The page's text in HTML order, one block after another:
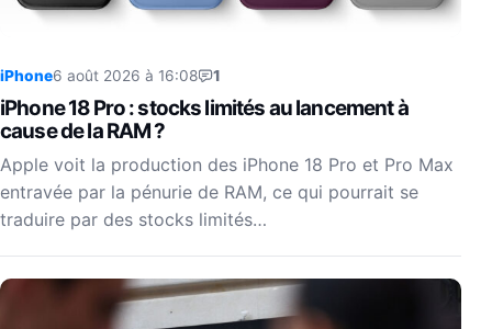
iPhone6 août 2026 à 16:08 1
iPhone 18 Pro : stocks limités au lancement à
cause de la RAM ?
Apple voit la production des iPhone 18 Pro et Pro Max
entravée par la pénurie de RAM, ce qui pourrait se
traduire par des stocks limités…